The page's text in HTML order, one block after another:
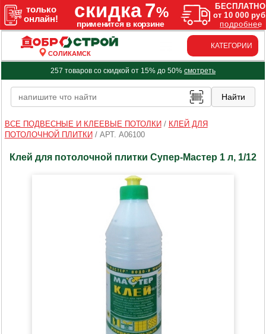
СОЛИКАМСК
КАТЕГОРИИ
257 товаров со скидкой от 15% до 50% смотреть
ВСЕ ПОДВЕСНЫЕ И КЛЕЕВЫЕ ПОТОЛКИ / КЛЕЙ ДЛЯ
ПОТОЛОЧНОЙ ПЛИТКИ / АРТ. A06100
Клей для потолочной плитки Супер-Мастер 1 л, 1/12